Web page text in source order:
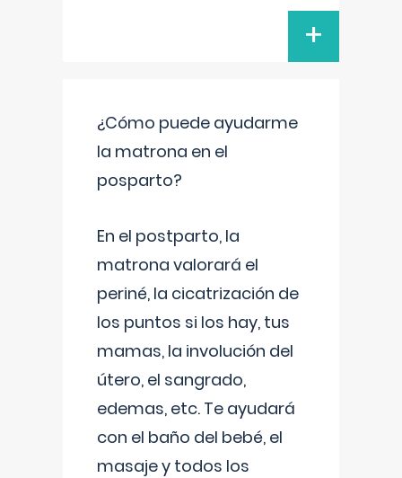
+
¿Cómo puede ayudarme
la matrona en el
posparto?
En el postparto, la
matrona valorará el
periné, la cicatrización de
los puntos si los hay, tus
mamas, la involución del
útero, el sangrado,
edemas, etc. Te ayudará
con el baño del bebé, el
masaje y todos los